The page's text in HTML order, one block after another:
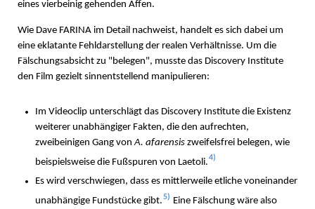
eines vierbeinig gehenden Affen.
Wie Dave FARINA im Detail nachweist, handelt es sich dabei um
eine eklatante Fehldarstellung der realen Verhältnisse. Um die
Fälschungsabsicht zu "belegen", musste das Discovery Institute
den Film gezielt sinnentstellend manipulieren:
Im Videoclip unterschlägt das Discovery Institute die Existenz
weiterer unabhängiger Fakten, die den aufrechten,
zweibeinigen Gang vonA. afarensiszweifelsfrei belegen, wie
beispielsweise die Fußspuren von Laetoli.4)
Es wird verschwiegen, dass es mittlerweile etliche voneinander
unabhängige Fundstücke gibt.5) Eine Fälschung wäre also